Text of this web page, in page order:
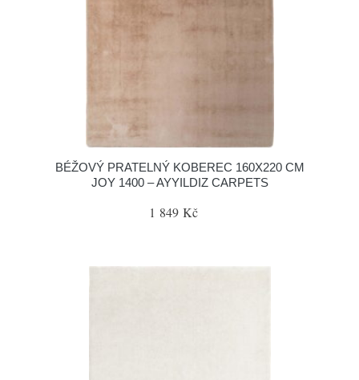
BÉŽOVÝ PRATELNÝ KOBEREC 160X220 CM
JOY 1400 – AYYILDIZ CARPETS
1 849 Kč